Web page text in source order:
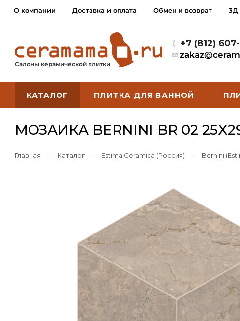
О компании Доставка и оплата Обмен и возврат 3Д
Салоны керамической плитки
+7 (812) 607-
КАТАЛОГ ПЛИТКА ДЛЯ ВАННОЙ
МОЗАИКА BERNINI BR 02
Главная — Каталог — Estima Ceramica (Россия) — Bernini